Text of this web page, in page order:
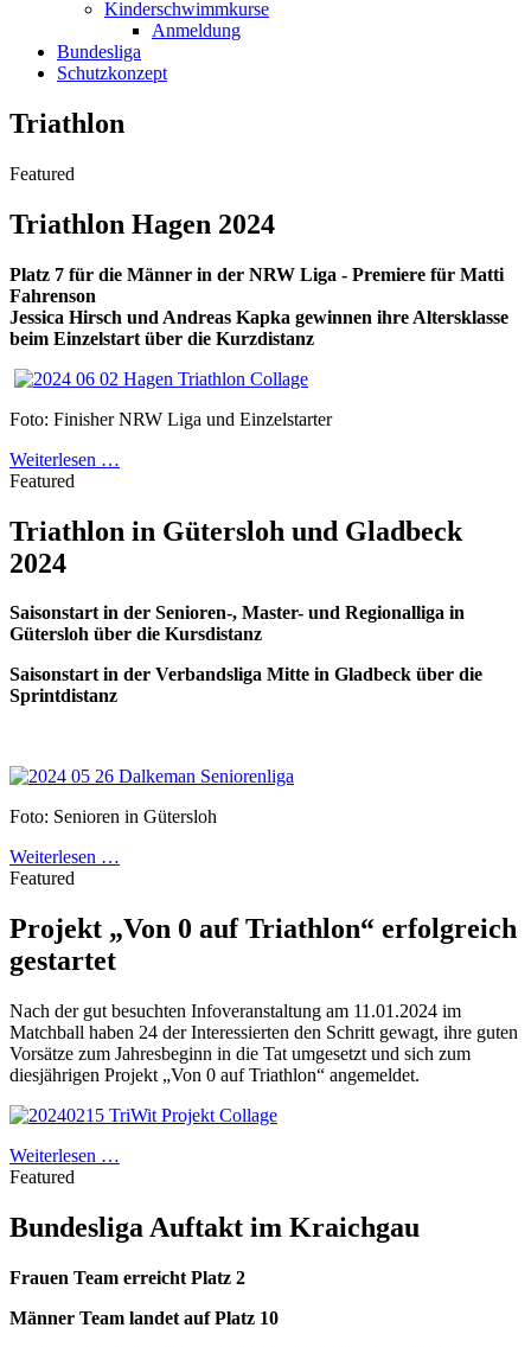
Kinderschwimmkurse
Anmeldung
Bundesliga
Schutzkonzept
Triathlon
Featured
Triathlon Hagen 2024
Platz 7 für die Männer in der NRW Liga - Premiere für Matti
Fahrenson
Jessica Hirsch und Andreas Kapka gewinnen ihre Altersklasse
beim Einzelstart über die Kurzdistanz
Foto: Finisher NRW Liga und Einzelstarter
Weiterlesen …
Featured
Triathlon in Gütersloh und Gladbeck
2024
Saisonstart in der Senioren-, Master- und Regionalliga in
Gütersloh über die Kursdistanz
Saisonstart in der Verbandsliga Mitte in Gladbeck über die
Sprintdistanz
Foto: Senioren in Gütersloh
Weiterlesen …
Featured
Projekt „Von 0 auf Triathlon“ erfolgreich
gestartet
Nach der gut besuchten Infoveranstaltung am 11.01.2024 im
Matchball haben 24 der Interessierten den Schritt gewagt, ihre guten
Vorsätze zum Jahresbeginn in die Tat umgesetzt und sich zum
diesjährigen Projekt „Von 0 auf Triathlon“ angemeldet.
Weiterlesen …
Featured
Bundesliga Auftakt im Kraichgau
Frauen Team erreicht Platz 2
Männer Team landet auf Platz 10